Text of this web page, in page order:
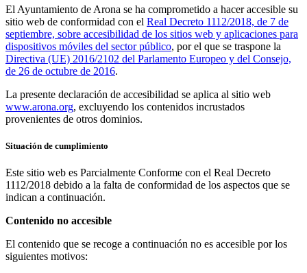
El Ayuntamiento de Arona se ha comprometido a hacer accesible su
sitio web de conformidad con el Real Decreto 1112/2018, de 7 de
septiembre, sobre accesibilidad de los sitios web y aplicaciones para
dispositivos móviles del sector público, por el que se traspone la
Directiva (UE) 2016/2102 del Parlamento Europeo y del Consejo,
de 26 de octubre de 2016.
La presente declaración de accesibilidad se aplica al sitio web
www.arona.org, excluyendo los contenidos incrustados
provenientes de otros dominios.
Situación de cumplimiento
Este sitio web es Parcialmente Conforme con el Real Decreto
1112/2018 debido a la falta de conformidad de los aspectos que se
indican a continuación.
Contenido no accesible
El contenido que se recoge a continuación no es accesible por los
siguientes motivos: